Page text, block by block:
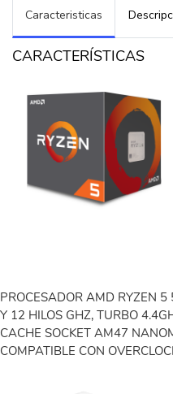
Caracteristicas
CARACTERÍSTICAS
PROCESADOR AMD RYZEN
Y 12 HILOS GHZ, TURBO
CACHE SOCKET AM47
COMPATIBLE CON